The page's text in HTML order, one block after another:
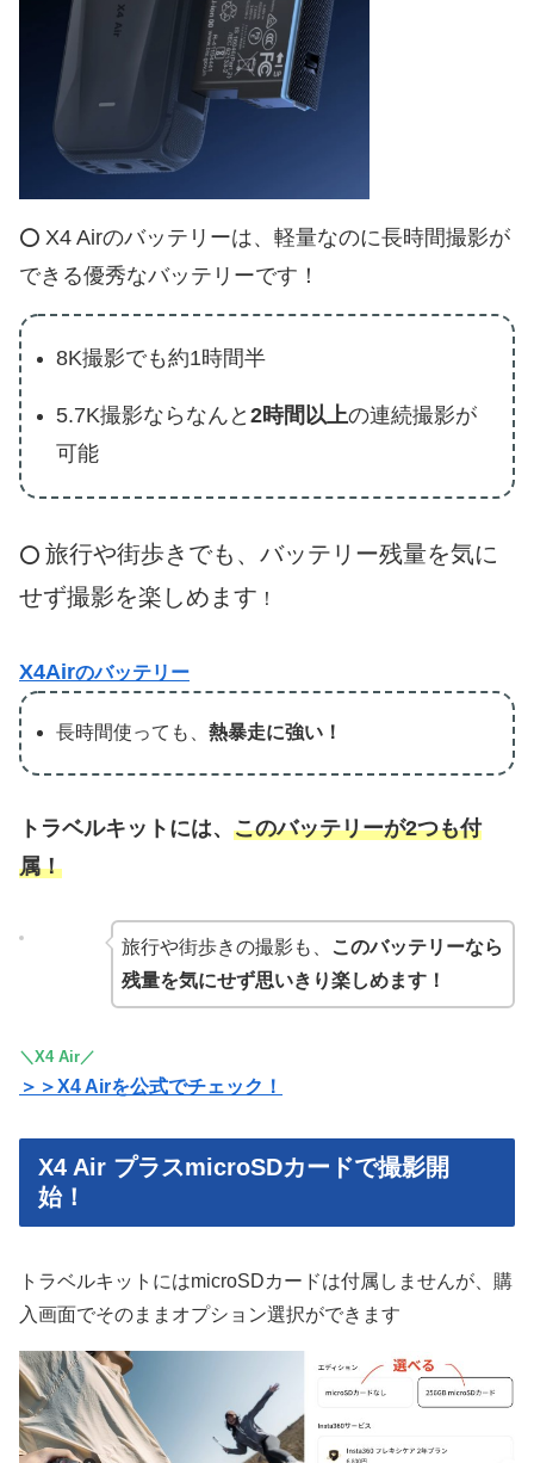
⭕️ X4 Airのバッテリーは、軽量なのに長時間撮影が
できる優秀なバッテリーです！
8K撮影でも約1時間半
5.7K撮影ならなんと2時間以上の連続撮影が
可能
⭕️ 旅行や街歩きでも、バッテリー残量を気に
せず撮影を楽しめます ！
X4Airのバッテリー
長時間使っても、熱暴走に強い！
トラベルキットには、 このバッテリーが2つも付
属！
旅行や街歩きの撮影も、
このバッテリーなら
残量を気にせず思いきり楽しめます！
＼X4 Air／
＞＞X4 Airを公式でチェック！
X4 Air プラスmicroSDカードで撮影開
始！
トラベルキットにはmicroSDカードは付属しませんが、購
入画面でそのままオプション選択ができます